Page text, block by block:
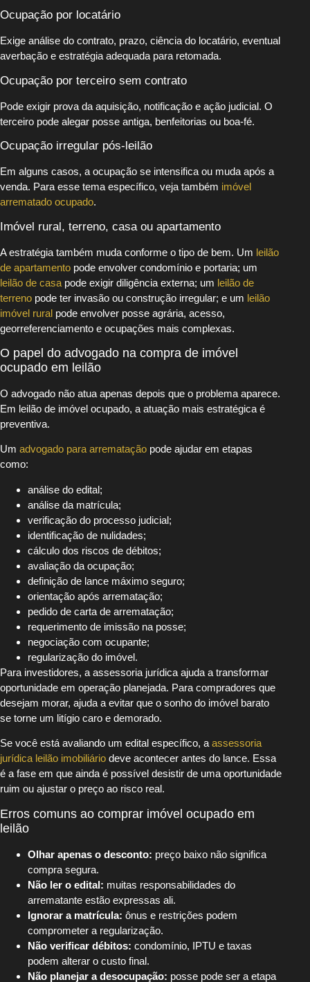
Ocupação por locatário
Exige análise do contrato, prazo, ciência do locatário, eventual
averbação e estratégia adequada para retomada.
Ocupação por terceiro sem contrato
Pode exigir prova da aquisição, notificação e ação judicial. O
terceiro pode alegar posse antiga, benfeitorias ou boa-fé.
Ocupação irregular pós-leilão
Em alguns casos, a ocupação se intensifica ou muda após a
venda. Para esse tema específico, veja também imóvel
arrematado ocupado.
Imóvel rural, terreno, casa ou apartamento
A estratégia também muda conforme o tipo de bem. Um leilão
de apartamento pode envolver condomínio e portaria; um
leilão de casa pode exigir diligência externa; um leilão de
terreno pode ter invasão ou construção irregular; e um leilão
imóvel rural pode envolver posse agrária, acesso,
georreferenciamento e ocupações mais complexas.
O papel do advogado na compra de imóvel
ocupado em leilão
O advogado não atua apenas depois que o problema aparece.
Em leilão de imóvel ocupado, a atuação mais estratégica é
preventiva.
Um advogado para arrematação pode ajudar em etapas
como:
análise do edital;
análise da matrícula;
verificação do processo judicial;
identificação de nulidades;
cálculo dos riscos de débitos;
avaliação da ocupação;
definição de lance máximo seguro;
orientação após arrematação;
pedido de carta de arrematação;
requerimento de imissão na posse;
negociação com ocupante;
regularização do imóvel.
Para investidores, a assessoria jurídica ajuda a transformar
oportunidade em operação planejada. Para compradores que
desejam morar, ajuda a evitar que o sonho do imóvel barato
se torne um litígio caro e demorado.
Se você está avaliando um edital específico, a assessoria
jurídica leilão imobiliário deve acontecer antes do lance. Essa
é a fase em que ainda é possível desistir de uma oportunidade
ruim ou ajustar o preço ao risco real.
Erros comuns ao comprar imóvel ocupado em
leilão
Olhar apenas o desconto: preço baixo não significa
compra segura.
Não ler o edital: muitas responsabilidades do
arrematante estão expressas ali.
Ignorar a matrícula: ônus e restrições podem
comprometer a regularização.
Não verificar débitos: condomínio, IPTU e taxas
podem alterar o custo final.
Não planejar a desocupação: posse pode ser a etapa